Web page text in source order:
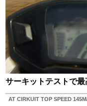
サーキットテストで
AT CIRKUIT TOP SPEED